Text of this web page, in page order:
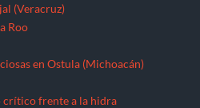
(Veracruz)
Roo
en Ostula (Michoacán)
crítico frente a la hidra